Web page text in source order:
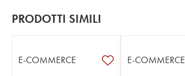
PRODOTTI SIMILI
E-COMMERCE E-COMMERCE